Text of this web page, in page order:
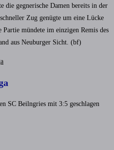
die gegnerische Damen bereits in der
Zug genügte um eine Lücke
mündete im einzigen Remis des
aus Neuburger Sicht. (bf)
SC Beilngries mit 3:5 geschlagen